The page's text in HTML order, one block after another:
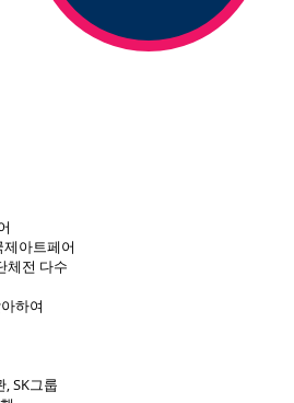
아트페어
체전 다수
하여
SK그룹